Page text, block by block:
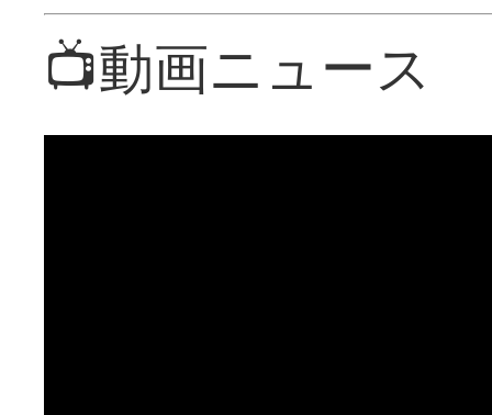
📺動画ニュース